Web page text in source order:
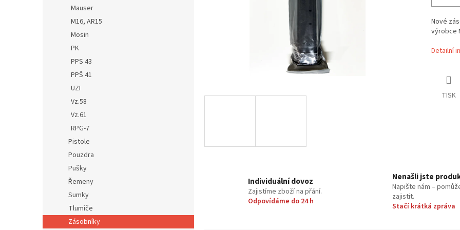
Mauser
M16, AR15
Mosin
PK
PPS 43
PPŠ 41
UZI
Vz.58
Vz.61
RPG-7
Pistole
Pouzdra
Pušky
Řemeny
Sumky
Tlumiče
Zásobníky
Nové
výrobce
Detailní
TISK
Individuální dovoz
Zajistíme zboží na přání.
Odpovídáme do 24 h
Nenašli jste
Napište nám –
zajistit.
Stačí krátká zpráva